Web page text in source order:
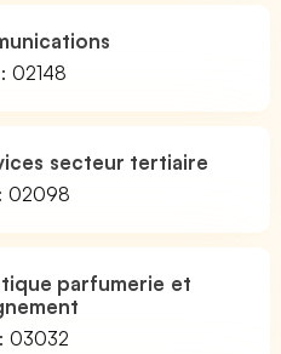
02148
secteur tertiaire
02098
parfumerie et
03032